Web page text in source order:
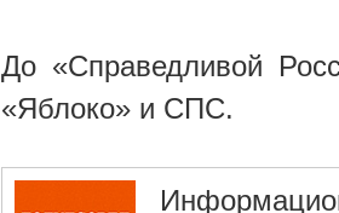
До «Справедливой
«Яблоко» и СПС.